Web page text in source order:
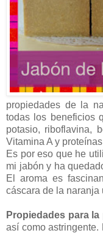
propiedades de la
todas los beneficios
potasio, riboflavina,
Vitamina A y
Es por eso que he
mi jabón y ha
El aroma es
cáscara de la naranja
Propiedades para
así como